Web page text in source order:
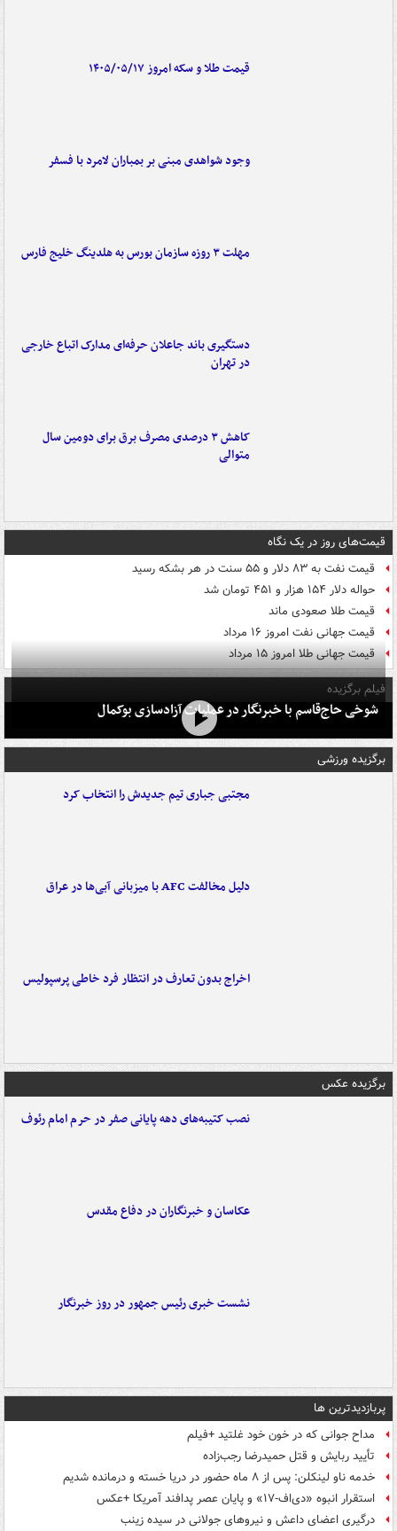
قیمت طلا و سکه امروز ۱۴۰۵/۰۵/۱۷
وجود شواهدی مبنی بر بمباران لامرد با فسفر
مهلت ۳ روزه سازمان بورس به هلدینگ خلیج فارس
دستگیری باند جاعلان حرفه‌ای مدارک اتباع خارجی
در تهران
کاهش ۳ درصدی مصرف برق برای دومین سال
متوالی
قیمت‌های روز در یک نگاه
قیمت نفت به ۸۳ دلار و ۵۵ سنت در هر بشکه رسید
حواله دلار ۱۵۴ هزار و ۴۵۱ تومان شد
قیمت طلا صعودی ماند
قیمت جهانی نفت امروز ۱۶ مرداد
قیمت جهانی طلا امروز ۱۵ مرداد
فیلم برگزیده
شوخی حاج‌قاسم با خبرنگار در عملیات آزادسازی بوکمال
برگزیده ورزشی
مجتبی جباری تیم جدیدش را انتخاب کرد
دلیل مخالفت AFC با میزبانی آبی‌ها در عراق
اخراج بدون تعارف در انتظار فرد خاطی پرسپولیس
برگزیده عکس
نصب کتیبه‌های دهه پایانی صفر در حرم امام رئوف
عکاسان و خبرنگاران در دفاع مقدس
نشست خبری رئیس جمهور در روز خبرنگار
پربازدیدترین ها
مداح جوانی که در خون خود غلتید +فیلم
تأیید ربایش و قتل حمیدرضا رجب‌زاده
خدمه ناو لینکلن: پس از ۸ ماه حضور در دریا خسته و درمانده‌ شدیم
استقرار انبوه «دی‌اف‑۱۷» و پایان عصر پدافند آمریکا +عکس
درگیری اعضای داعش و نیروهای جولانی در سیده زینب